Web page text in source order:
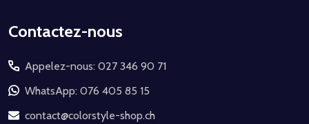
Début
pied
de
page
Contactez-nous
Appelez-nous: 027 346 90 71
WhatsApp: 076 405 85 15
contact@colorstyle-shop.ch